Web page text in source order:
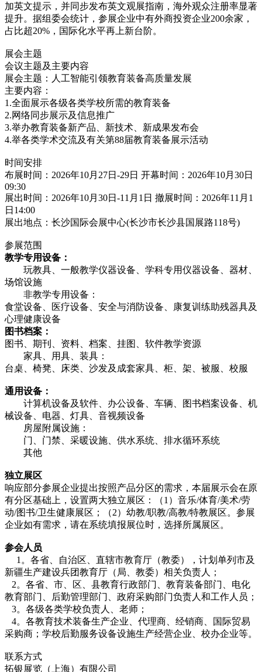
加英文提示，并同步发布英文观展指南，海外观众注册率显著
提升。据组委会统计，参展企业中有外商投资企业200余家，
占比超20%，国际化水平再上新台阶。
展会主题
会议主题及主要内容
展会主题：人工智能引领教育装备高质量发展
主要内容：
1.全面展示各级各类学校所需的教育装备
2.网络同步展示及信息推广
3.举办教育装备新产品、新技术、新成果发布会
4.举各类学术交流及有关第88届教育装备展示活动
时间安排
布展时间：2026年10月27日-29日 开幕时间：2026年10月30日
09:30
展出时间：2026年10月30日-11月1日 撤展时间：2026年11月1
日14:00
展出地点：长沙国际会展中心(长沙市长沙县国展路118号)
参展范围
教学专用设备：
玩教具、一般教学仪器设备、学科专用仪器设备、器材、
场馆设施
非教学专用设备：
食堂设备、医疗设备、安全与消防设备、康复训练助残器具及
心理健康设备
图书档案：
图书、期刊、资料、档案、挂图、软件教学资源
家具、用具、装具：
台桌、椅凳、床类、沙发及成套家具、柜、架、被服、校服
通用设备：
计算机设备及软件、办公设备、车辆、图书档案设备、机
械设备、电器、灯具、音视频设备
房屋附属设施：
门、门禁、采暖设施、供水系统、排水循环系统
其他
独立展区
响应部分参展企业提出按照产品分区的需求，本届展示会在原
有分区基础上，设置两大独立展区：（1）音乐/体育/美术/劳
动/图书/卫生健康展区；（2）幼教/职教/高教/特教展区。参展
企业如有需求，请在系统填报展位时，选择所属展区。
参会人员
1。各省、自治区、直辖市教育厅（教委），计划单列市及
新疆生产建设兵团教育厅（局、教委）相关负责人；
2。各省、市、区、县教育行政部门、教育装备部门、电化
教育部门、后勤管理部门、政府采购部门负责人和工作人员；
3。各级各类学校负责人、老师；
4。各教育技术装备生产企业、代理商、经销商、国际贸易
采购商；学校后勤服务设备设施生产经营企业、校办企业等。
联系方式
拓银展览（上海）有限公司